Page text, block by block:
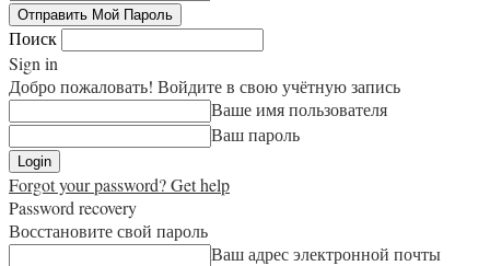
Поиск
Sign in
Добро пожаловать! Войдите в свою учётную запись
Ваше имя пользователя
Ваш пароль
Forgot your password? Get help
Password recovery
Восстановите свой пароль
Ваш адрес электронной почты